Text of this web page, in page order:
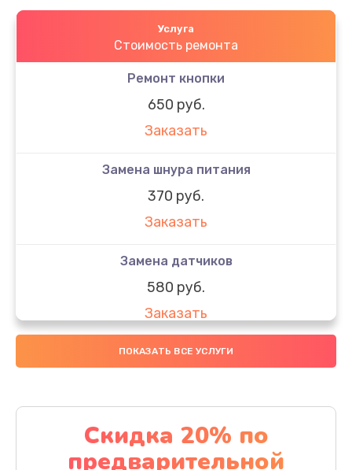
Услуга
Стоимость ремонта
Ремонт кнопки
650 руб.
Заказать
Замена шнура питания
370 руб.
Заказать
Замена датчиков
580 руб.
Заказать
Комплексная чистка
Заказать
Замена дисплея (экрана)
ПОКАЗАТЬ ВСЕ УСЛУГИ
Скидка 20% по
предварительной